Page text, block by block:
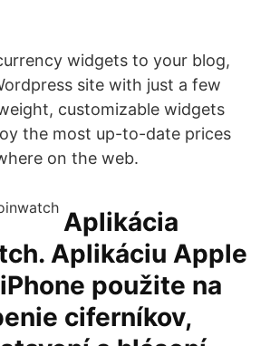
widgets to your blog,
site with just a few
customizable widgets
the most up-to-date prices
on the web.
Aplikácia
Aplikáciu Apple
použite na
ciferníkov,